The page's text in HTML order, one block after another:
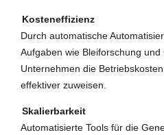
Kosteneffizienz
Durch automatische
Aufgaben wie Bleiforschung
Unternehmen die
effektiver zuweisen.
Skalierbarkeit
Automatisierte Tools für die